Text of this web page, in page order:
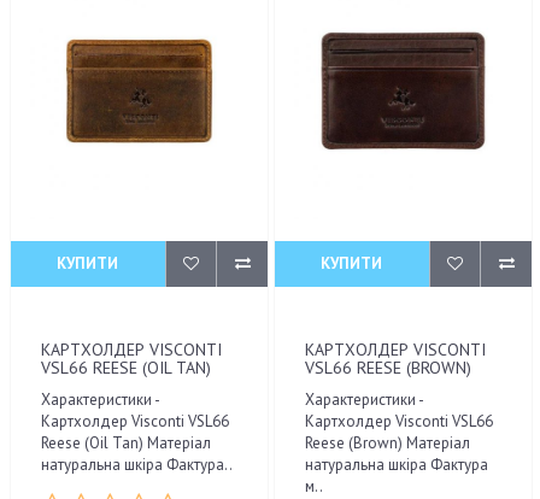
КУПИТИ
КАРТХОЛДЕР VISCONTI
VSL66 REESE (OIL TAN)
Характеристики -
Картхолдер Visconti VSL66
Reese (Oil Tan) Матеріал
натуральна шкіра Фактура..
КУПИТИ
КАРТХОЛДЕР VISCONTI
VSL66 REESE (BROWN)
Характеристики -
Картхолдер Visconti VSL66
Reese (Brown) Матеріал
натуральна шкіра Фактура
м..